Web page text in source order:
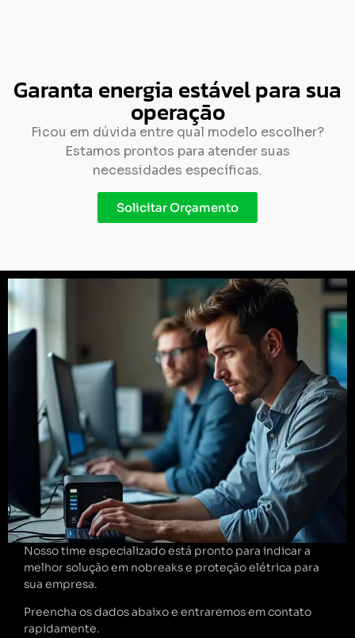
Garanta energia estável para sua
operação
Ficou em dúvida entre qual modelo escolher?
Estamos prontos para atender suas
necessidades específicas.
Solicitar Orçamento
Nosso time especializado está pronto para indicar a
melhor solução em nobreaks e proteção elétrica para
sua empresa.
Preencha os dados abaixo e entraremos em contato
rapidamente.